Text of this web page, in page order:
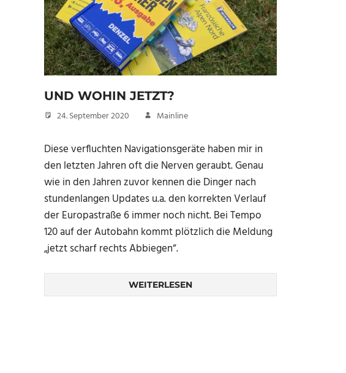
UND WOHIN JETZT?
24. September 2020 Mainline
Diese verfluchten Navigationsgeräte haben mir in
den letzten Jahren oft die Nerven geraubt. Genau
wie in den Jahren zuvor kennen die Dinger nach
stundenlangen Updates u.a. den korrekten Verlauf
der Europastraße 6 immer noch nicht. Bei Tempo
120 auf der Autobahn kommt plötzlich die Meldung
„jetzt scharf rechts Abbiegen“.
WEITERLESEN